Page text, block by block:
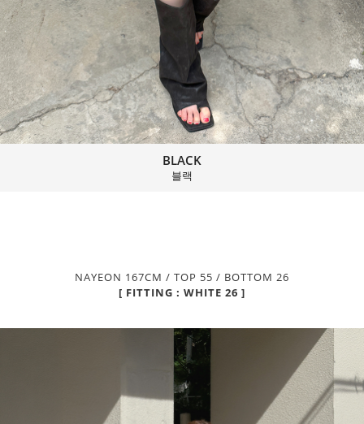
BLACK
블랙
NAYEON 167CM / TOP 55 / BOTTOM 26
[ FITTING : WHITE 26 ]